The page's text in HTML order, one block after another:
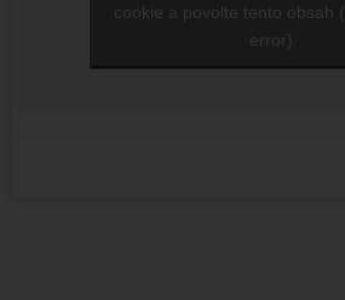
cookie a povolte tento obsah
error)